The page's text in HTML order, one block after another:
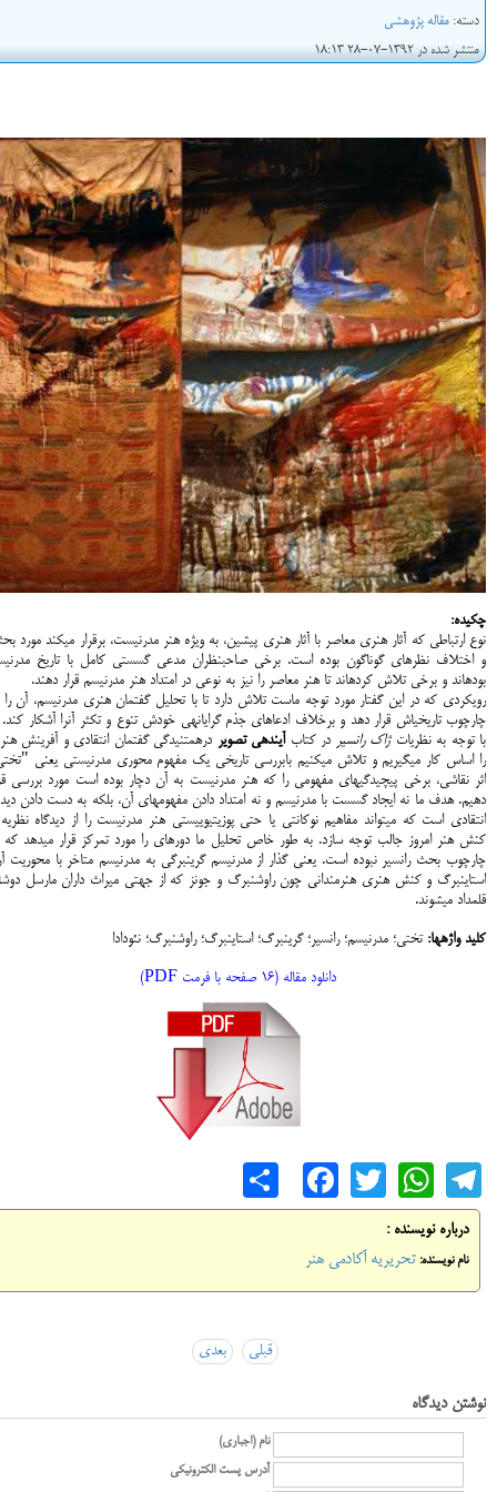
دسته: مقاله پژوهشی
منتشر شده در 1392-07-28 18:13
چکیده:
نوع ارتباطی که آثار هنری معاصر با آثار هنری پیشین، به ویژه هنر مدرنیست، برقرار می­کند مورد
و اختلاف نظرهای گوناگون بوده است. برخی صاحب­نظران مدعی گسستی کامل با تاریخ
بوده­اند و برخی تلاش کرده­اند تا هنر معاصر را نیز به نوعی در امتداد هنر مدرنیسم قرار دهند.
رویکردی که در این گفتار مورد توجه ماست تلاش دارد تا با تحلیل گفتمان هنری مدرنیسم، آن را
چارچوب تاریخی­اش قرار دهد و برخلاف ادعاهای جذم گرایانه­ی خودش تنوع و تکثر آنرا آشکار کند.
با توجه به نظریاتژاک رانسیر در کتابآینده­ی تصویر درهم­تنیدگی گفتمان انتقادی و آفرینش
را اساس کار می­گیریم و تلاش می­کنیم بابررسی تاریخی یک مفهوم محوری مدرنیستی یعنی
اثر نقاشی، برخی پیچیدگی­های مفهومی را که هنر مدرنیست به آن دچار بوده است مورد بررسی
دهیم. هدف ما نه ایجاد گسست با مدرنیسم و نه امتداد دادن مفهوم­های آن، بلکه به دست دادن
انتقادی است که می­تواند مفاهیم نوکانتی یا حتی پوزیتیوییستی هنر مدرنیست را از دیدگاه
کنش هنر امروز جالب توجه سازد. به طور خاص تحلیل ما دوره­ای را مورد تمرکز قرار می­دهد که
چارچوب بحث رانسیر نبوده است. یعنی گذار از مدرنیسم گرینبرگی به مدرنیسم متاخر با محوریت
استاینبرگ و کنش هنری هنرمندانی چون راوشنبرگ و جونز که از جهتی میراث داران مارسل
قلمداد می­شوند.
کلید واژه­ها: تختی؛ مدرنیسم؛ رانسیر؛ گرینبرگ؛ استاینبرگ؛ راوشنبرگ؛ نئودادا
دانلود مقاله (16 صفحه با فرمت PDF)
Telegram
WhatsApp
Twitter
Facebook
درباره نویسنده :
نام نویسنده: تحریریه آکادمی هنر
قبلی بعدی
نوشتن دیدگاه
نام (اجباری)
آدرس پست الکترونیکی